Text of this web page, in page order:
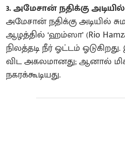
3. அமேசான் நதிக்கு
அமேசான் நதிக்கு அடியில்
ஆழத்தில் ‘ஹம்ஸா’ (Rio
நிலத்தடி நீர் ஓட்டம்
விட அகலமானது; ஆனால்
நகரக்கூடியது.